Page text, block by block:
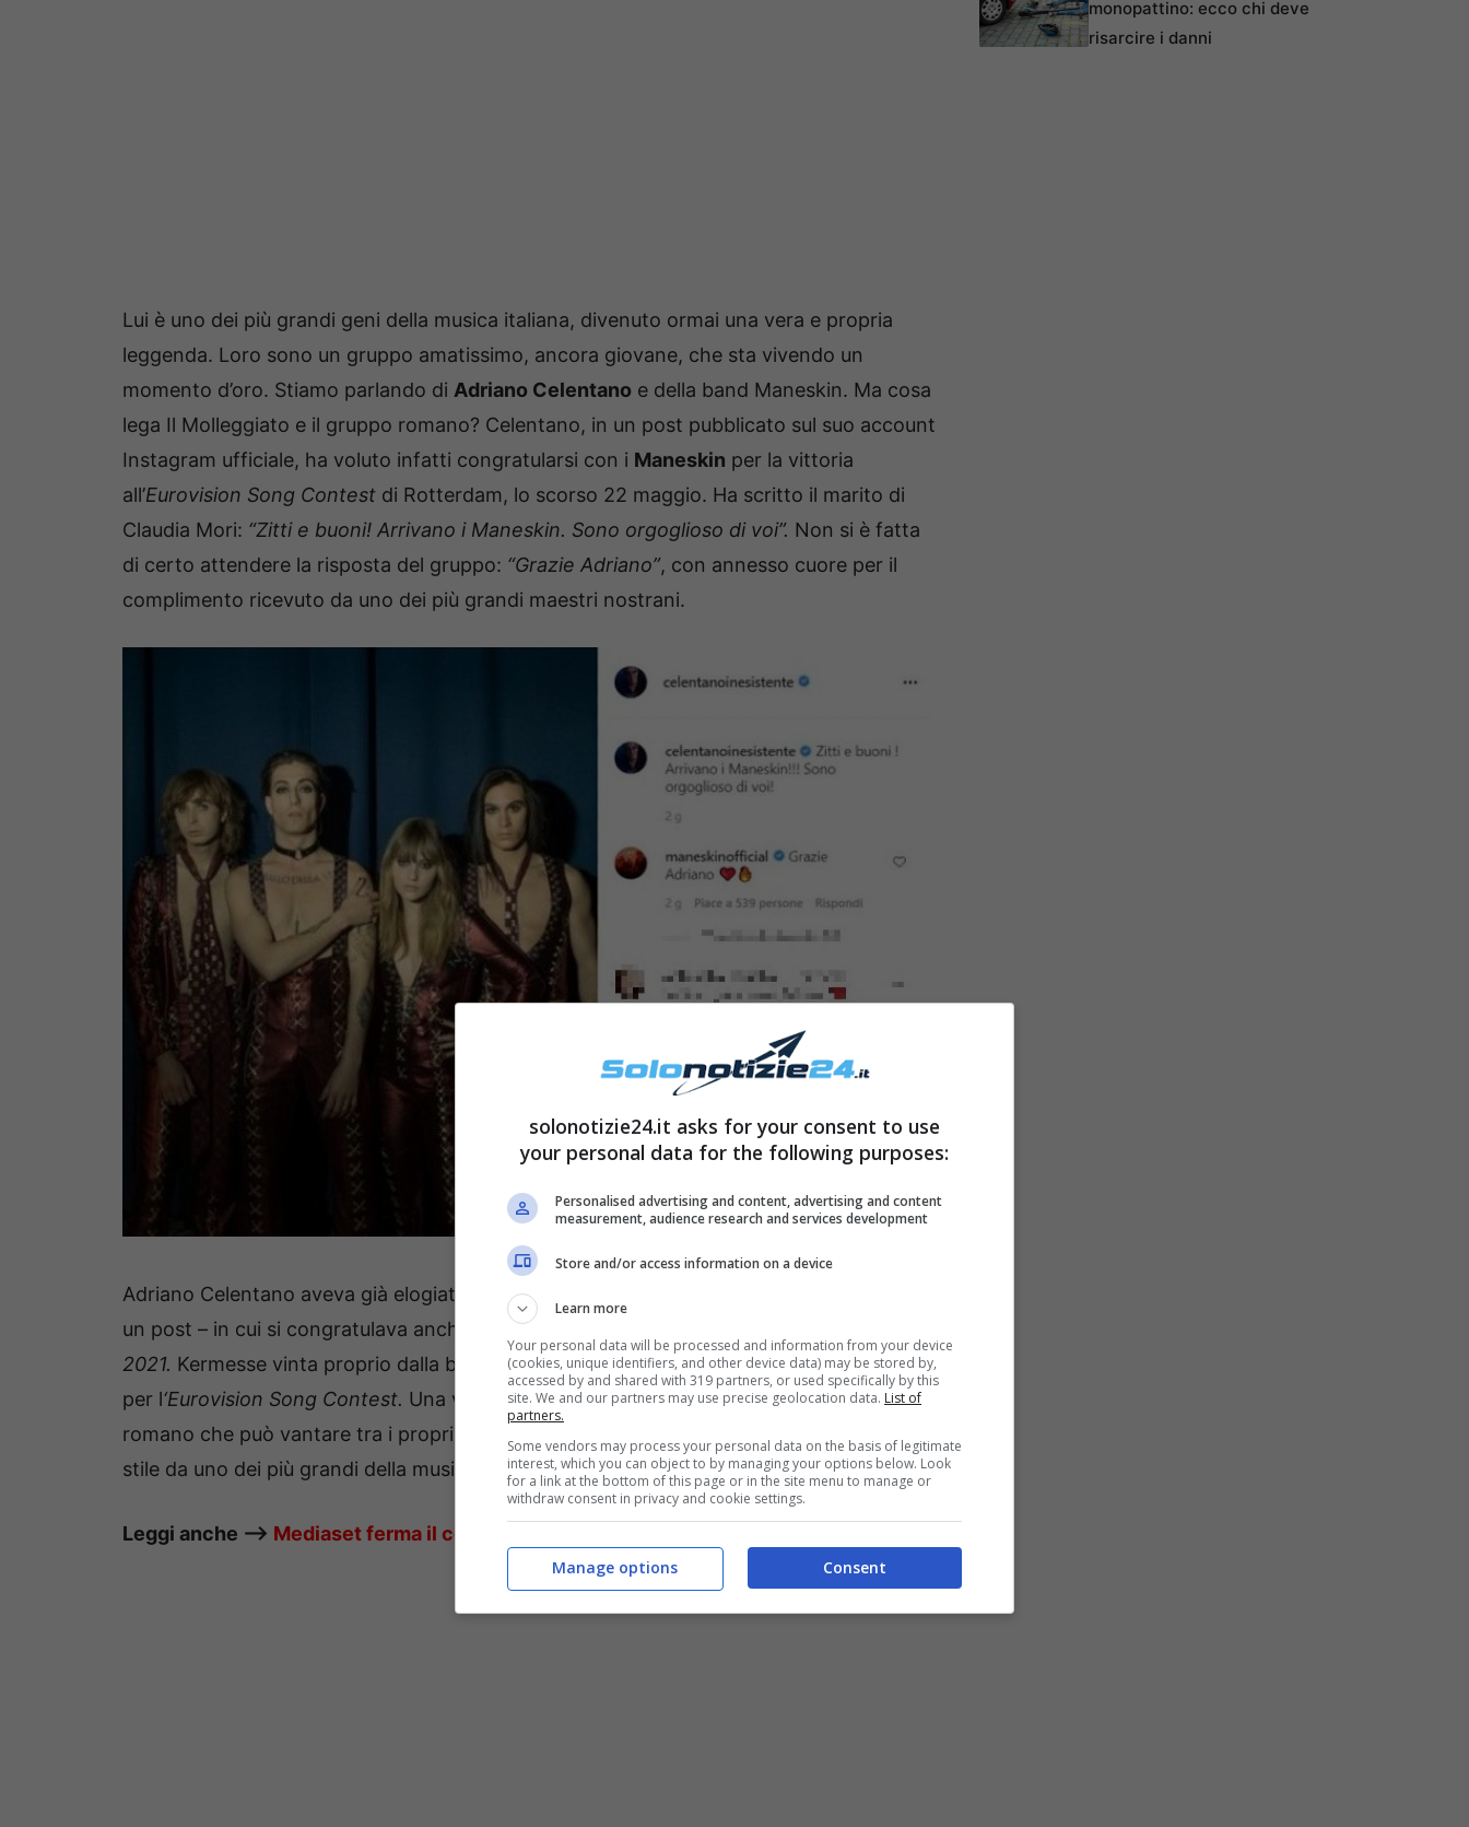
Lui è uno dei più grandi geni della musica italiana, divenuto ormai una vera e propria
leggenda. Loro sono un gruppo amatissimo, ancora giovane, che sta vivendo un
momento d’oro. Stiamo parlando di Adriano Celentano e della band Maneskin. Ma cosa
lega Il Molleggiato e il gruppo romano? Celentano, in un post pubblicato sul suo account
Instagram ufficiale, ha voluto infatti congratularsi con i Maneskin per la vittoria
all’Eurovision Song Contest di Rotterdam, lo scorso 22 maggio. Ha scritto il marito di
Claudia Mori: “Zitti e buoni! Arrivano i Maneskin. Sono orgoglioso di voi”. Non si è fatta
di certo attendere la risposta del gruppo: “Grazie Adriano”, con annesso cuore per il
complimento ricevuto da uno dei più grandi maestri nostrani.
Adriano Celentano aveva già elogiato la: “[…]Forza rock dei Maneskin”
un post – in cui si congratulava anche con Amadeus e Fiorello – sul
2021. Kermesse vinta proprio dalla band con il brano Zitti e buoni, che ha fornito il pass
per l‘Eurovision Song Contest. Una vera e propria medaglia per il giovane gruppo
romano che può vantare tra i propri fans il grande
stile da uno dei più grandi della musica italiana.
Leggi anche —–> Mediaset ferma il conduttore: stop al suo programma
monopattino: ecco chi deve
risarcire i danni
solonotizie24.it asks for your consent to use
your personal data for the following purposes:
Personalised advertising and content, advertising and content
measurement, audience research and services development
Store and/or access information on a device
Learn more
Your personal data will be processed and information from your device
(cookies, unique identifiers, and other device data) may be stored by,
accessed by and shared with 319 partners, or used specifically by this
site. We and our partners may use precise geolocation data. List of
partners.
Some vendors may process your personal data on the basis of legitimate
interest, which you can object to by managing your options below. Look
for a link at the bottom of this page or in the site menu to manage or
withdraw consent in privacy and cookie settings.
Consent
Manage options